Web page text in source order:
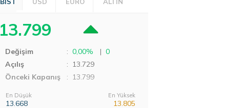
13.799
Değişim : 0,00% | 0
Açılış
: 13.729
Önceki Kapanış
: 13.799
En Düşük
13.668
En Yüksek
13.805